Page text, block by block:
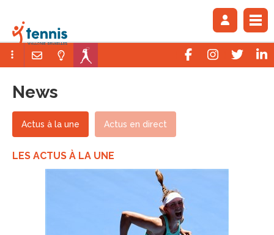
News
Actus à la une Actus en direct
LES ACTUS À LA UNE